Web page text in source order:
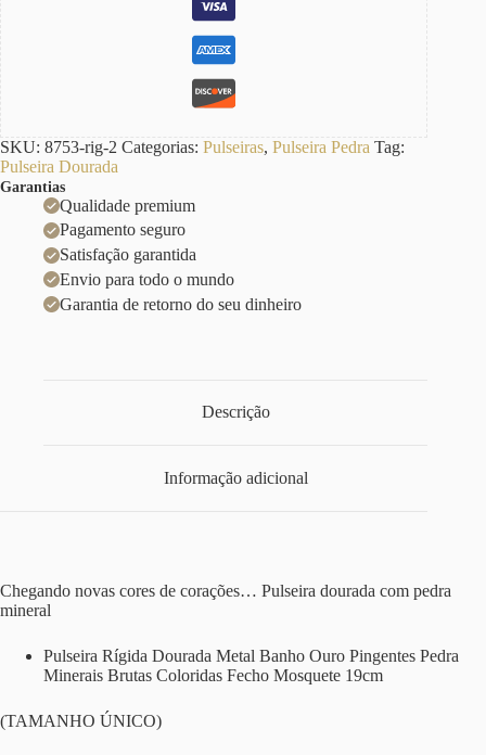
SKU: 8753-rig-2 Categorias: Pulseiras, Pulseira Pedra Tag:
Pulseira Dourada
Garantias
Qualidade premium
Pagamento seguro
Satisfação garantida
Envio para todo o mundo
Garantia de retorno do seu dinheiro
Descrição
Informação adicional
Chegando novas cores de corações… Pulseira dourada com pedra
mineral
Pulseira Rígida Dourada Metal Banho Ouro Pingentes Pedra
Minerais Brutas Coloridas Fecho Mosquete 19cm
(TAMANHO ÚNICO)